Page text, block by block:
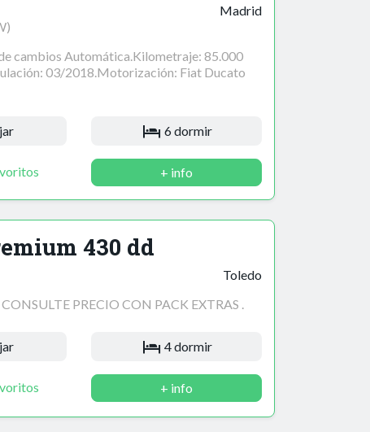
Madrid
cambios Automática.Kilometraje: 85.000
03/2018.Motorización: Fiat Ducato
6 dormir
+ info
430 dd
Toledo
PRECIO CON PACK EXTRAS .
4 dormir
+ info